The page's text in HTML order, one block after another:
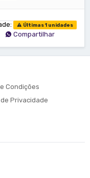
Últimas 1 unidades
Compartilhar
Condições
Privacidade